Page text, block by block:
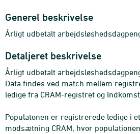
Generel beskrivelse
Årligt udbetalt
Detaljeret beskrivelse
Årligt udbetalt
Data findes ved match mellem
ledige fra CRAM-registret og
Populatonen er registrerede ledige i
modsætning CRAM, hvor